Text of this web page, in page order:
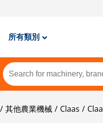
所有類別
其他農業機械 Claas